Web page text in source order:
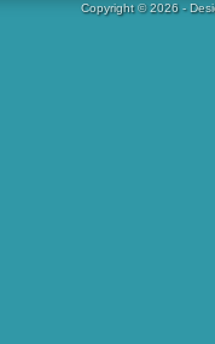
Copyright © 2026 -